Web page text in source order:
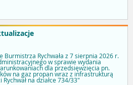
Burmistrza Rychwała z 7 sierpnia 2026 r.
w sprawie wydania
dla przedsięwzięcia pn.
na gaz propan wraz z infrastrukturą
na działce 734/33"